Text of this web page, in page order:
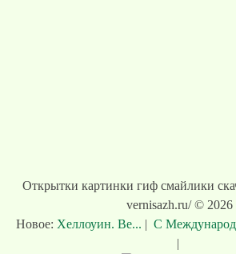
Открытки картинки гиф смайлики
vernisazh.ru/ © 2026
Новое: Хеллоуин. Ве... | С
|